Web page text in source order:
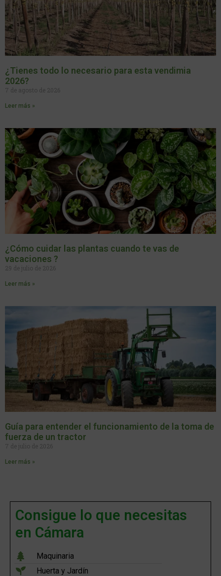
¿Tienes todo lo necesario para esta vendimia
2026?
7 de agosto de 2026
Leer más »
¿Cómo cuidar las plantas cuando te vas de
vacaciones ?
29 de julio de 2026
Leer más »
Guía para entender el funcionamiento de la toma de
fuerza de un tractor
7 de julio de 2026
Leer más »
Consigue lo que necesitas
en Cámara
Maquinaria
Huerta y Jardín